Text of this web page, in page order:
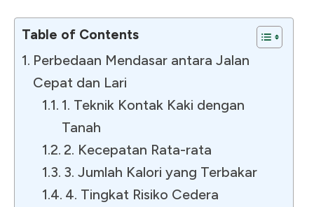
Table of Contents
Perbedaan Mendasar antara Jalan
Cepat dan Lari
1. Teknik Kontak Kaki dengan
Tanah
2. Kecepatan Rata-rata
3. Jumlah Kalori yang Terbakar
4. Tingkat Risiko Cedera